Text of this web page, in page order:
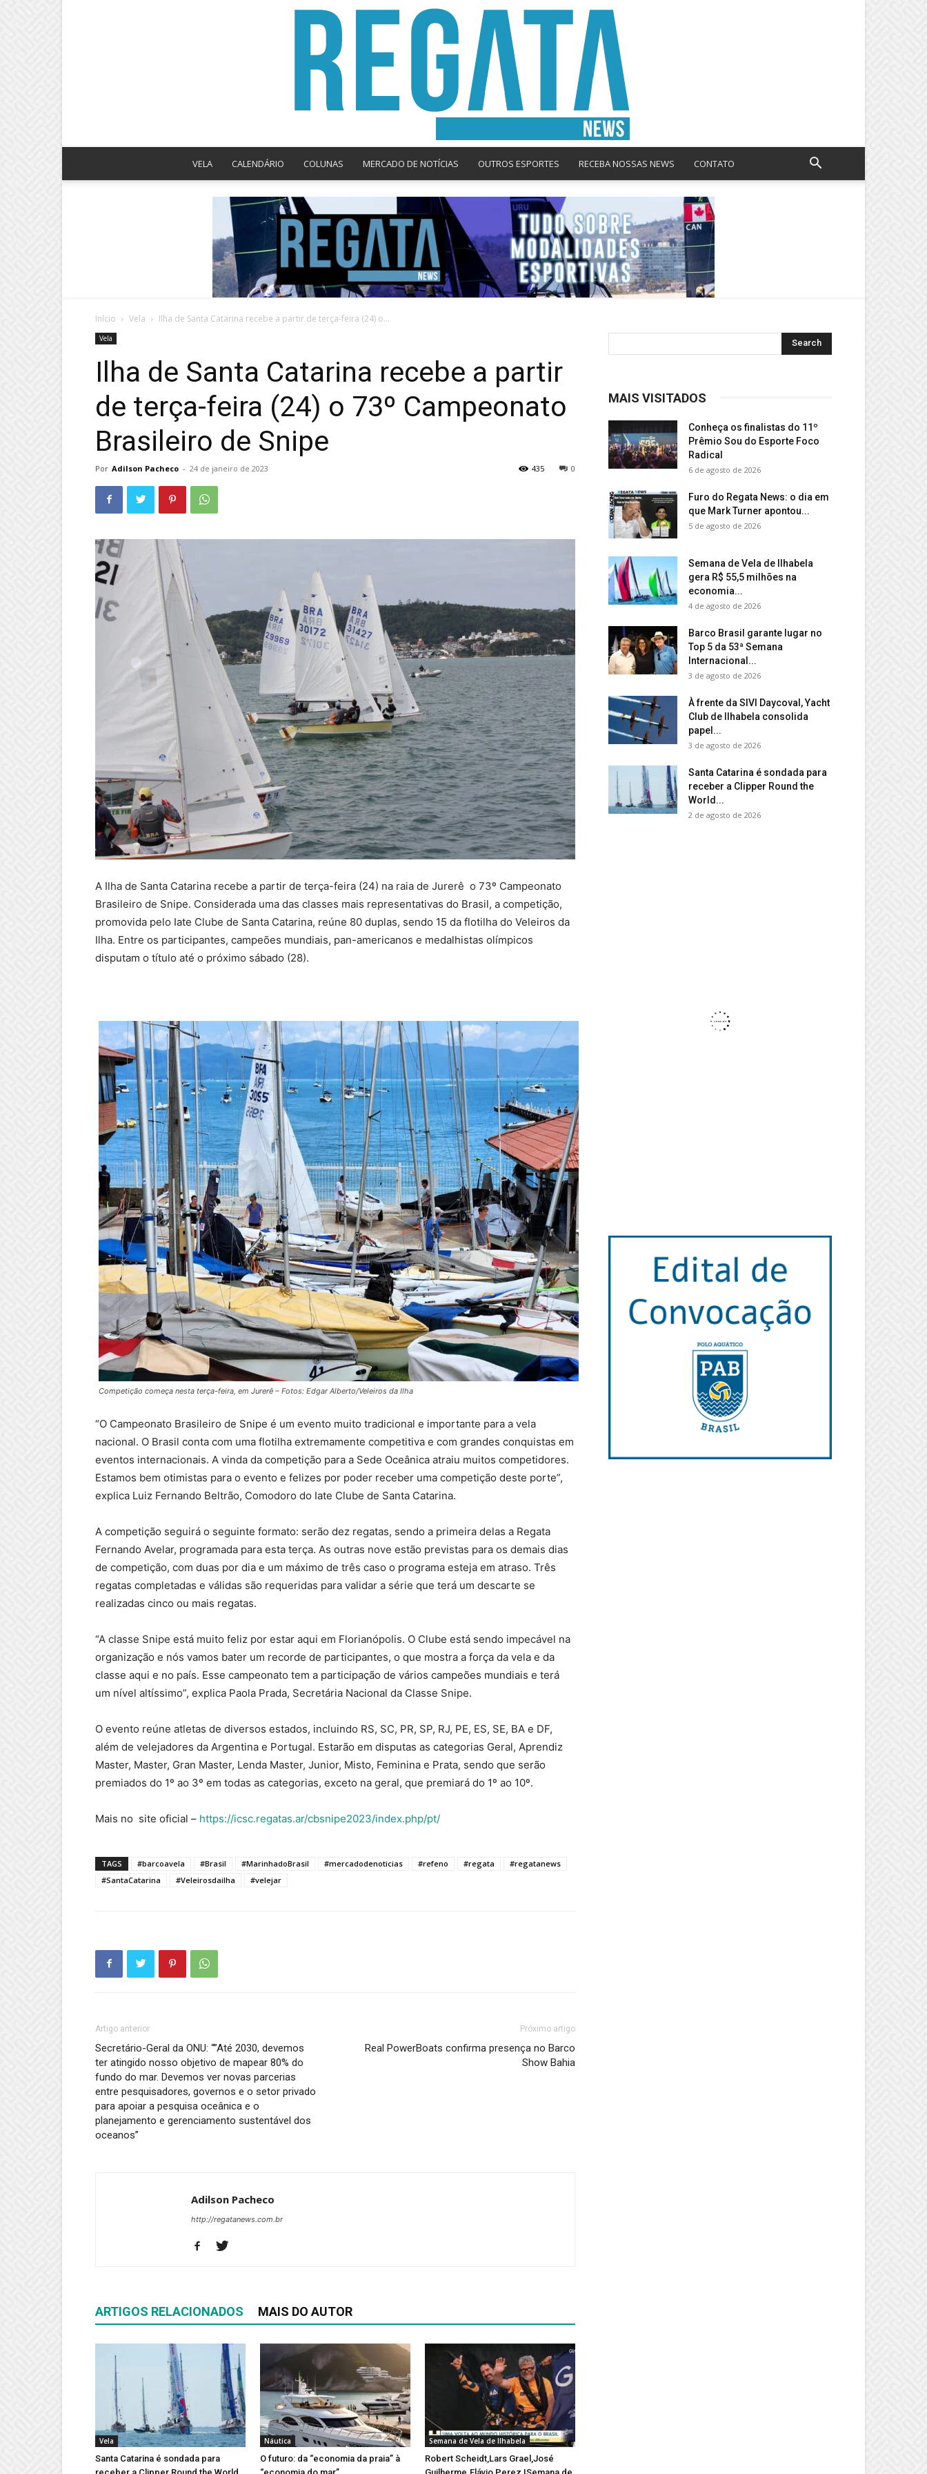
News
VELA CALENDÁRIO COLUNAS MERCADO DE NOTÍCIAS OUTROS ESPORTES RECEBA NOSSAS NEWS CONTATO
Início Vela Ilha de Santa Catarina recebe a partir de terça-feira (24) o...
Vela
Ilha de Santa Catarina recebe a partir
de terça-feira (24) o 73º Campeonato
Brasileiro de Snipe
Por Adilson Pacheco - 24 de janeiro de 2023 0
435
A Ilha de Santa Catarina recebe a partir de terça-feira (24) na raia de Jurerê o 73º Campeonato
Brasileiro de Snipe. Considerada uma das classes mais representativas do Brasil, a competição,
promovida pelo Iate Clube de Santa Catarina, reúne 80 duplas, sendo 15 da flotilha do Veleiros da
Ilha. Entre os participantes, campeões mundiais, pan-americanos e medalhistas olímpicos
disputam o título até o próximo sábado (28).
Competição começa nesta terça-feira, em Jurerê – Fotos: Edgar Alberto/Veleiros da Ilha
“O Campeonato Brasileiro de Snipe é um evento muito tradicional e importante para a vela
nacional. O Brasil conta com uma flotilha extremamente competitiva e com grandes conquistas em
eventos internacionais. A vinda da competição para a Sede Oceânica atraiu muitos competidores.
Estamos bem otimistas para o evento e felizes por poder receber uma competição deste porte”,
explica Luiz Fernando Beltrão, Comodoro do Iate Clube de Santa Catarina.
A competição seguirá o seguinte formato: serão dez regatas, sendo a primeira delas a Regata
Fernando Avelar, programada para esta terça. As outras nove estão previstas para os demais dias
de competição, com duas por dia e um máximo de três caso o programa esteja em atraso. Três
regatas completadas e válidas são requeridas para validar a série que terá um descarte se
realizadas cinco ou mais regatas.
“A classe Snipe está muito feliz por estar aqui em Florianópolis. O Clube está sendo impecável na
organização e nós vamos bater um recorde de participantes, o que mostra a força da vela e da
classe aqui e no país. Esse campeonato tem a participação de vários campeões mundiais e terá
um nível altíssimo”, explica Paola Prada, Secretária Nacional da Classe Snipe.
O evento reúne atletas de diversos estados, incluindo RS, SC, PR, SP, RJ, PE, ES, SE, BA e DF,
além de velejadores da Argentina e Portugal. Estarão em disputas as categorias Geral, Aprendiz
Master, Master, Gran Master, Lenda Master, Junior, Misto, Feminina e Prata, sendo que serão
premiados do 1º ao 3º em todas as categorias, exceto na geral, que premiará do 1º ao 10º.
Mais no site oficial – https://icsc.regatas.ar/cbsnipe2023/index.php/pt/
TAGS #barcoavela #Brasil #MarinhadoBrasil #mercadodenoticias #refeno #regata
#regatanews
#SantaCatarina
#Veleirosdailha #velejar
Artigo anterior
Secretário-Geral da ONU: “”Até 2030, devemos
ter atingido nosso objetivo de mapear 80% do
fundo do mar. Devemos ver novas parcerias
entre pesquisadores, governos e o setor privado
para apoiar a pesquisa oceânica e o
planejamento e gerenciamento sustentável dos
oceanos”
Próximo artigo
Real PowerBoats confirma presença no Barco
Show Bahia
Adilson Pacheco
http://regatanews.com.br
ARTIGOS RELACIONADOS MAIS DO AUTOR
Vela
Santa Catarina é sondada para
Náutica
O futuro: da “economia da praia” à
Semana de Vela de Ilhabela
Robert Scheidt,Lars Grael,José
MAIS VISITADOS
Conheça os finalistas do 11º
Prêmio Sou do Esporte Foco
Radical
6 de agosto de 2026
Furo do Regata News: o dia em
que Mark Turner apontou...
5 de agosto de 2026
Semana de Vela de Ilhabela
gera R$ 55,5 milhões na
economia...
4 de agosto de 2026
Barco Brasil garante lugar no
Top 5 da 53ª Semana
Internacional...
3 de agosto de 2026
À frente da SIVI Daycoval, Yacht
Club de Ilhabela consolida
papel...
3 de agosto de 2026
Santa Catarina é sondada para
receber a Clipper Round the
World...
2 de agosto de 2026